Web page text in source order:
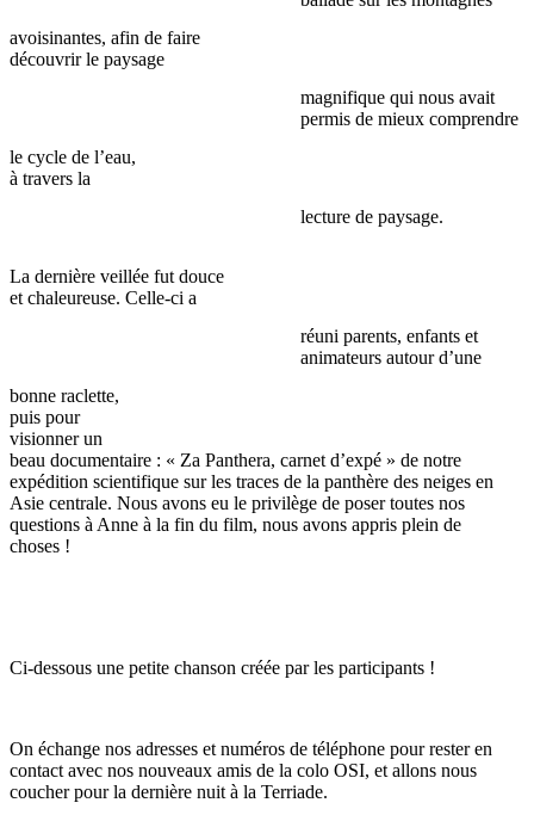
avoisinantes, afin de faire
découvrir le paysage
magnifique qui nous avait
permis de mieux comprendre
le cycle de l’eau,
à travers la
lecture de paysage.
La dernière veillée fut douce
et chaleureuse. Celle-ci a
réuni parents, enfants et
animateurs autour d’une
bonne raclette,
puis pour
visionner un
beau documentaire : « Za Panthera, carnet d’expé » de notre
expédition scientifique sur les traces de la panthère des neiges en
Asie centrale. Nous avons eu le privilège de poser toutes nos
questions à Anne à la fin du film, nous avons appris plein de
choses !
Ci-dessous une petite chanson créée par les participants !
On échange nos adresses et numéros de téléphone pour rester en
contact avec nos nouveaux amis de la colo OSI, et allons nous
coucher pour la dernière nuit à la Terriade.